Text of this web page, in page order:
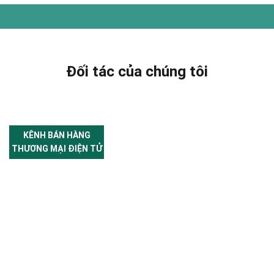
Đối tác của chúng tôi
KÊNH BÁN HÀNG
THƯƠNG MẠI ĐIỆN TỬ